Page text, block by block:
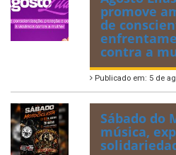
promove
de
contra a
Publicado em: 5 de
Sábado do
música,